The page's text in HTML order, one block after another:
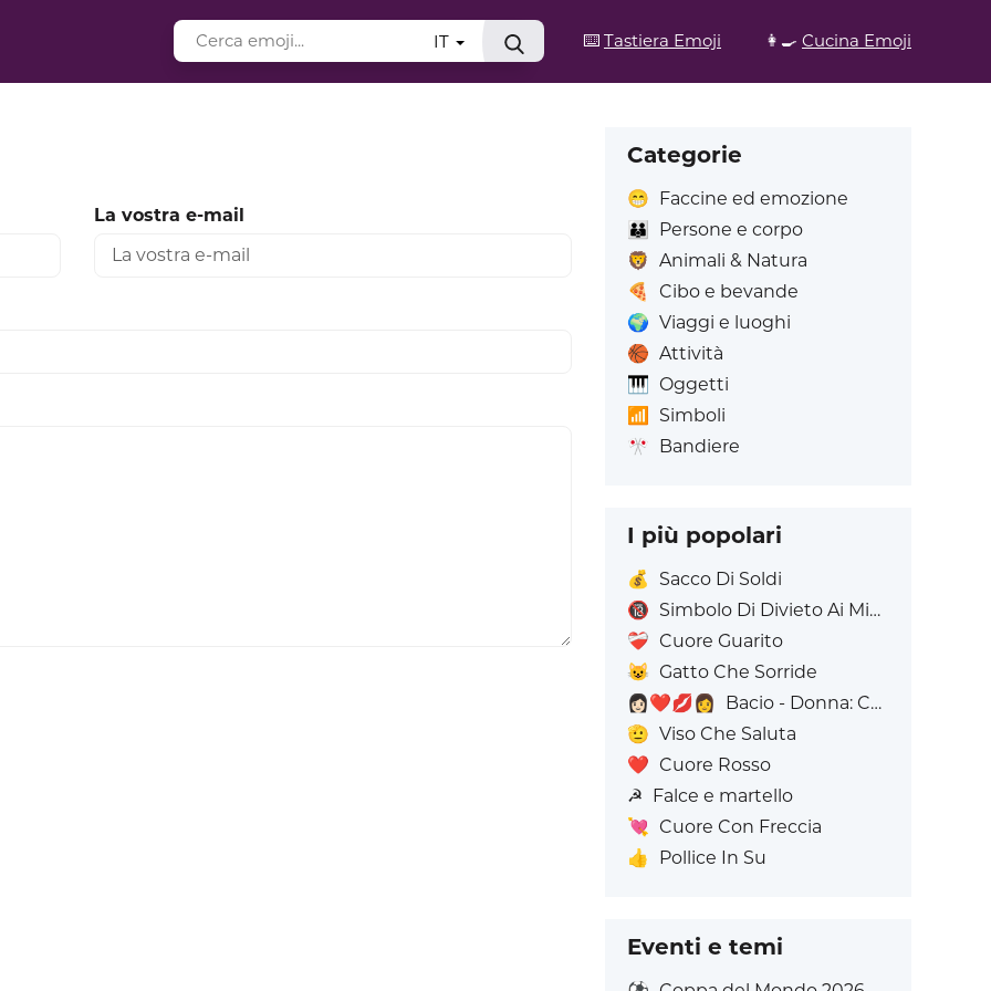
⌨️ Tastiera Emoji 👩‍🍳 Cucina Emoji
IT
La vostra e-mail
Categorie
😁 Faccine ed emozione
👪
Persone e corpo
🦁 Animali & Natura
🍕
Cibo e bevande
🌍 Viaggi e luoghi
🏀 Attività
🎹 Oggetti
📶
Simboli
🎌 Bandiere
I più popolari
💰
Sacco Di Soldi
🔞 Simbolo Di Divieto Ai Minorenni
❤️‍🩹 Cuore Guarito
😺 Gatto Che Sorride
👩🏻‍❤️‍💋‍👩
Bacio - Donna: Carnagione chiara, Donna: Senza Carnagione
🫡 Viso Che Saluta
❤️ Cuore Rosso
☭ Falce e martello
💘 Cuore Con Freccia
👍
Pollice In Su
Eventi e temi